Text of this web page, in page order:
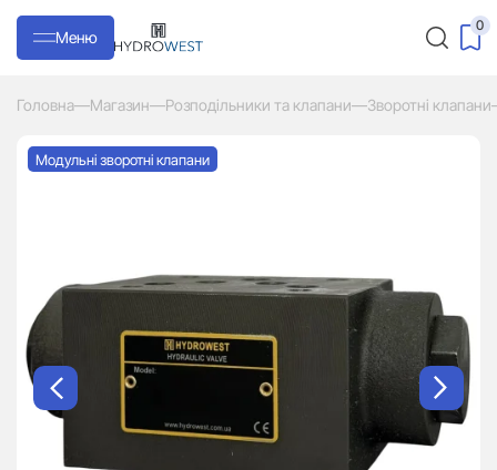
Меню
0
Головна—Магазин—Розподільники та клапани—Зворотні клапани
Модульні зворотні клапани